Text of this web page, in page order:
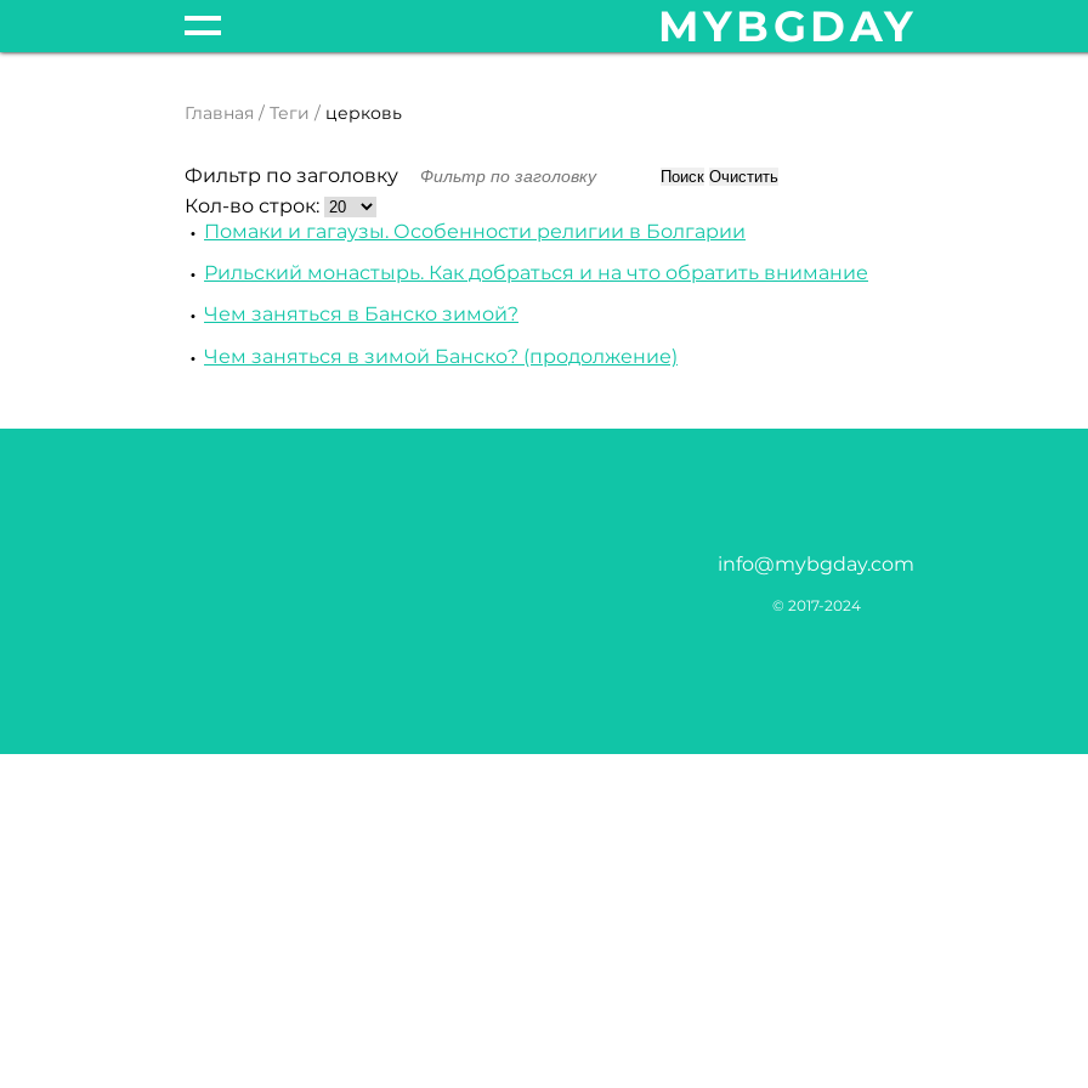
MYBGDAY
Главная Теги церковь
Фильтр по заголовку Поиск Очистить
Кол-во строк:
Помаки и гагаузы. Особенности религии в Болгарии
Рильский монастырь. Как добраться и на что обратить внимание
Чем заняться в Банско зимой?
Чем заняться в зимой Банско? (продолжение)
info@mybgday.com
© 2017-2024